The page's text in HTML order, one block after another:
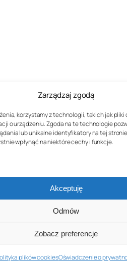
Zarządzaj zgodą
korzystamy z technologii, takich jak
o urządzeniu. Zgoda na te technologie
lub unikalne identyfikatory na tej
wpłynąć na niektóre cechy i funkcje.
Akceptuję
Odmów
Zobacz preferencje
plików cookiesOświadczenie o